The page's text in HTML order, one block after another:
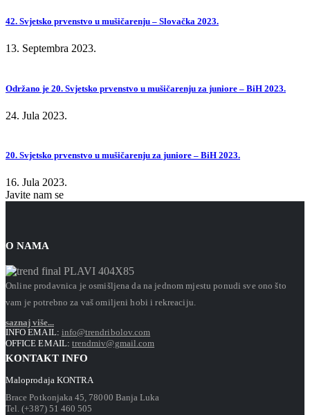
42. Svjetsko prvenstvo u mušičarenju – Slovačka 2023.
13. Septembra 2023.
Održano je 20. Svjetsko prvenstvo u mušičarenju za juniore – BiH 2023.
24. Jula 2023.
20. Svjetsko prvenstvo u mušičarenju za juniore – BiH 2023.
16. Jula 2023.
Javite nam se
O NAMA
Online prodavnica je osmišljena da na jednom mjestu ponudi sve ono što
vam je potrebno za vaš omiljeni hobi i rekreaciju.
saznaj više...
INFO EMAIL: info@trendribolov.com
OFFICE EMAIL: trendmiv@gmail.com
KONTAKT INFO
Maloprodaja KONTRA
Brace Potkonjaka 45, 78000 Banja Luka
Tel. (+387) 51 460 505